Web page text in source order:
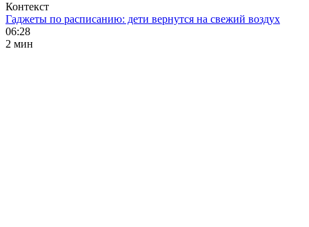
Контекст
Гаджеты по расписанию: дети вернутся на свежий воздух
06:28
2 мин